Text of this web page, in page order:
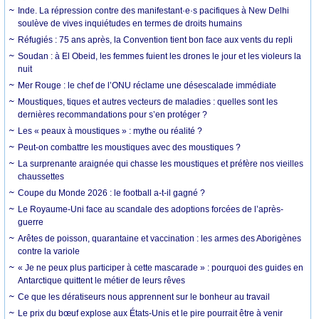
Inde. La répression contre des manifestant·e·s pacifiques à New Delhi
soulève de vives inquiétudes en termes de droits humains
Réfugiés : 75 ans après, la Convention tient bon face aux vents du repli
Soudan : à El Obeid, les femmes fuient les drones le jour et les violeurs la
nuit
Mer Rouge : le chef de l’ONU réclame une désescalade immédiate
Moustiques, tiques et autres vecteurs de maladies : quelles sont les
dernières recommandations pour s’en protéger ?
Les « peaux à moustiques » : mythe ou réalité ?
Peut-on combattre les moustiques avec des moustiques ?
La surprenante araignée qui chasse les moustiques et préfère nos vieilles
chaussettes
Coupe du Monde 2026 : le football a-t-il gagné ?
Le Royaume-Uni face au scandale des adoptions forcées de l’après-
guerre
Arêtes de poisson, quarantaine et vaccination : les armes des Aborigènes
contre la variole
« Je ne peux plus participer à cette mascarade » : pourquoi des guides en
Antarctique quittent le métier de leurs rêves
Ce que les dératiseurs nous apprennent sur le bonheur au travail
Le prix du bœuf explose aux États-Unis et le pire pourrait être à venir